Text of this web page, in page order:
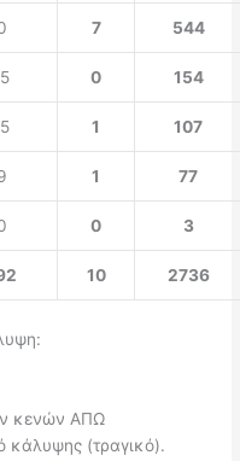
7 544
0 154
1 107
1 77
0 3
10 2736
κενών ΑΠΩ
κάλυψης (τραγικό).